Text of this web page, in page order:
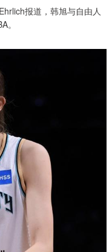
报道，韩旭与自由人
。